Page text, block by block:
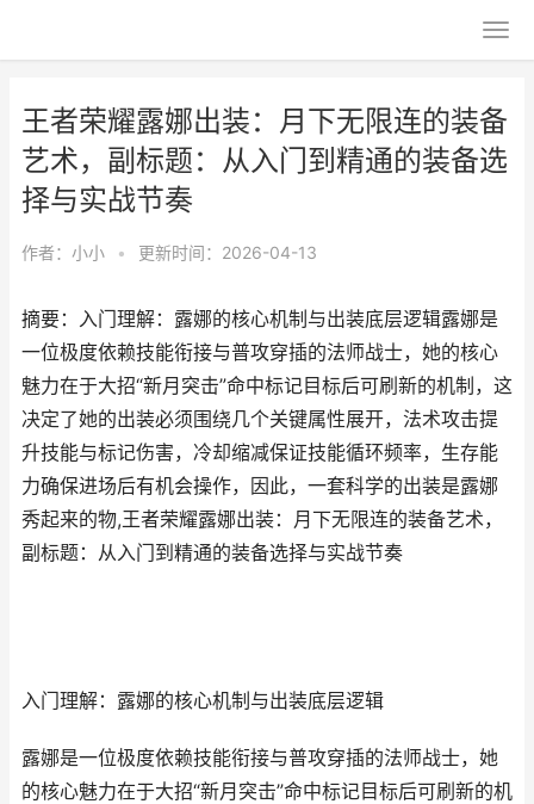
王者荣耀露娜出装：月下无限连的装备
艺术，副标题：从入门到精通的装备选
择与实战节奏
作者： 小小 • 更新时间：2026-04-13
摘要：入门理解：露娜的核心机制与出装底层逻辑露娜是
一位极度依赖技能衔接与普攻穿插的法师战士，她的核心
魅力在于大招“新月突击”命中标记目标后可刷新的机制，这
决定了她的出装必须围绕几个关键属性展开，法术攻击提
升技能与标记伤害，冷却缩减保证技能循环频率，生存能
力确保进场后有机会操作，因此，一套科学的出装是露娜
秀起来的物,王者荣耀露娜出装：月下无限连的装备艺术，
副标题：从入门到精通的装备选择与实战节奏
入门理解：露娜的核心机制与出装底层逻辑
露娜是一位极度依赖技能衔接与普攻穿插的法师战士，她
的核心魅力在于大招“新月突击”命中标记目标后可刷新的机